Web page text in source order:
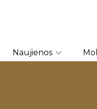
Naujienos